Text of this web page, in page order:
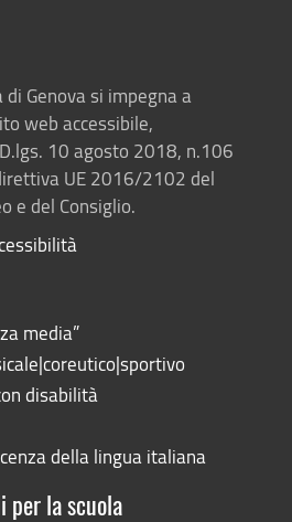
Genova si impegna a
web accessibile,
10 agosto 2018, n.106
UE 2016/2102 del
e del Consiglio.
media”
disabilità
della lingua italiana
per la scuola